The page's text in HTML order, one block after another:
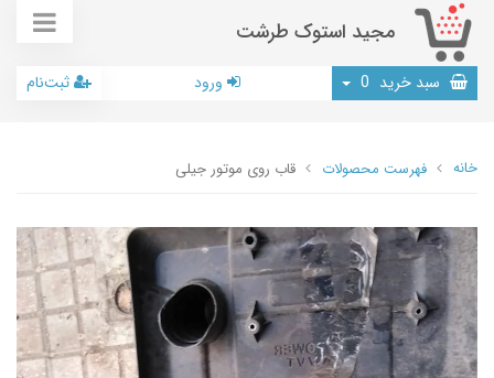
مجید استوک طرشت
سبد خرید 0 ورود ثبت‌نام
خانه فهرست محصولات قاب روی موتور جیلی